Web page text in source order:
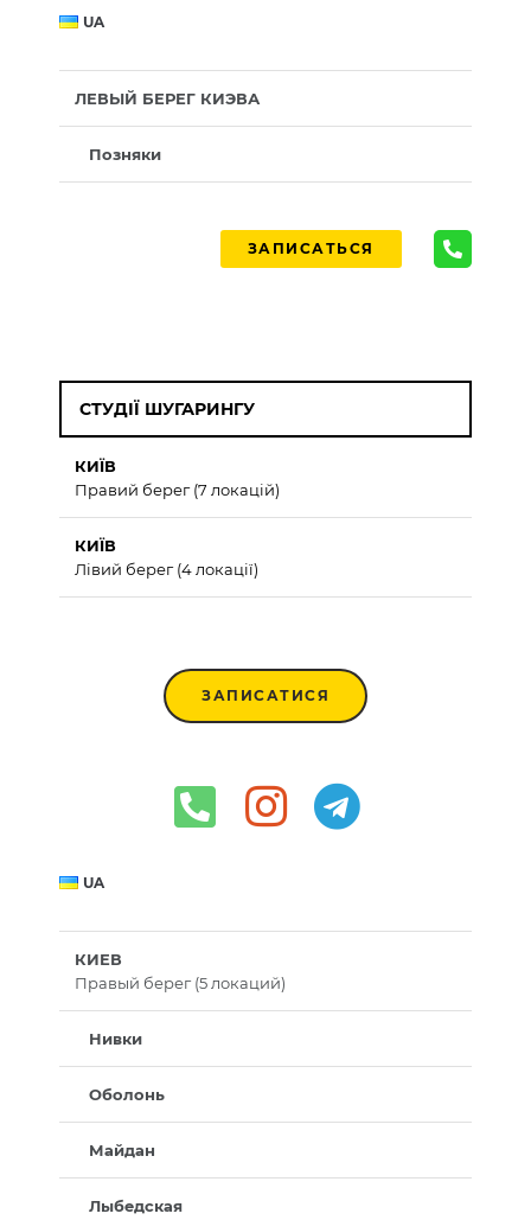
UA
ЛЕВЫЙ БЕРЕГ КИЭВА
Позняки
ЗАПИСАТЬСЯ
СТУДІЇ ШУГАРИНГУ
КИЇВ
Правий берег (7 локацій)
КИЇВ
Лівий берег (4 локації)
ЗАПИСАТИСЯ
UA
КИЕВ
Правый берег (5 локаций)
Нивки
Оболонь
Майдан
Лыбедская